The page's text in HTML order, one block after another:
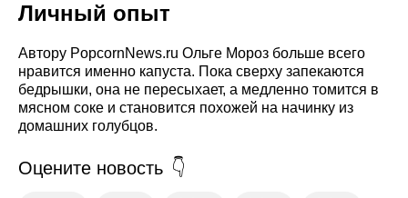
Личный опыт
Автору PopcornNews.ru Ольге Мороз больше всего
нравится именно капуста. Пока сверху запекаются
бедрышки, она не пересыхает, а медленно томится в
мясном соке и становится похожей на начинку из
домашних голубцов.
Оцените новость